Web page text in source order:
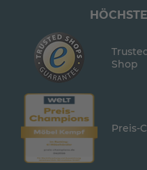
Shop
Preis-